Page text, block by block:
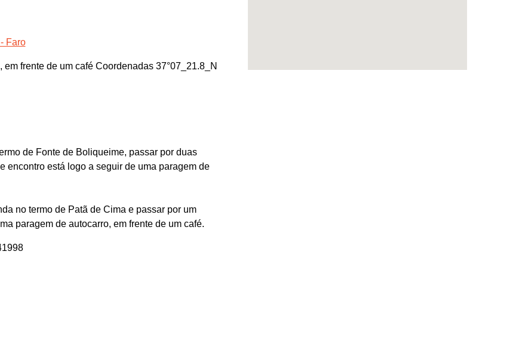
Faro
frente de um café Coordenadas 37°07_21.8_N
de Fonte de Boliqueime, passar por duas
encontro está logo a seguir de uma paragem de
no termo de Patã de Cima e passar por um
paragem de autocarro, em frente de um café.